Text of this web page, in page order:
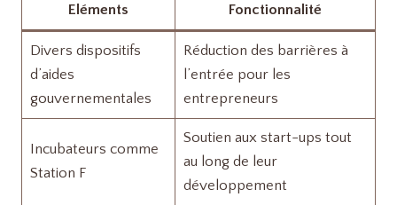
Eléments Fonctionnalité
Divers dispositifs
d’aides
gouvernementales
Réduction des barrières à
l’entrée pour les
entrepreneurs
Incubateurs comme
Station F
Soutien aux start-ups tout
au long de leur
développement